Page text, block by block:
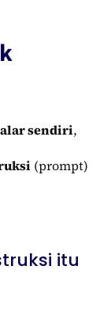
sendiri,
(prompt)
itu